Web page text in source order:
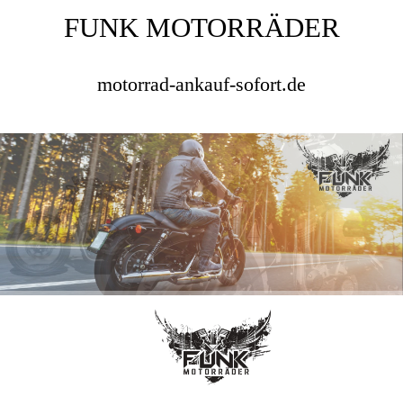
FUNK MOTORRÄDER
motorrad-ankauf-sofort.de